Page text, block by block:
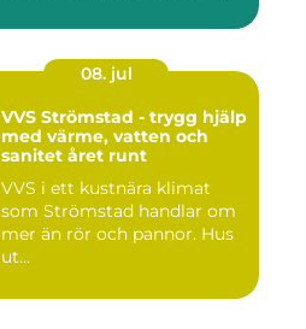
08. jul
VVS Strömstad - trygg hjälp
med värme, vatten och
sanitet året runt
VVS i ett kustnära klimat
som Strömstad handlar om
mer än rör och pannor. Hus
ut...